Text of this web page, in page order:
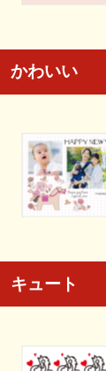
かわいい
キュート